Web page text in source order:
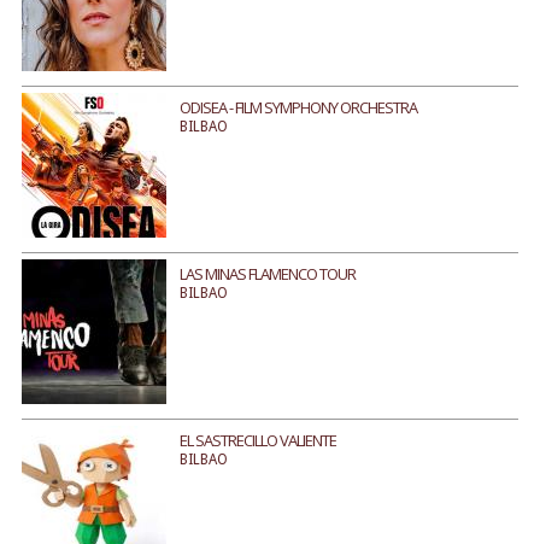
ODISEA - FILM SYMPHONY ORCHESTRA
BILBAO
LAS MINAS FLAMENCO TOUR
BILBAO
EL SASTRECILLO VALIENTE
BILBAO